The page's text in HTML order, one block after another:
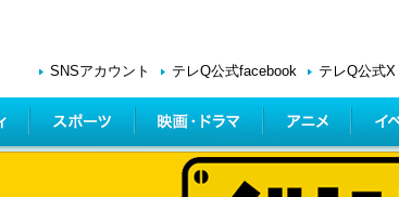
SNSアカウント テレQ公式facebook テレQ公式X